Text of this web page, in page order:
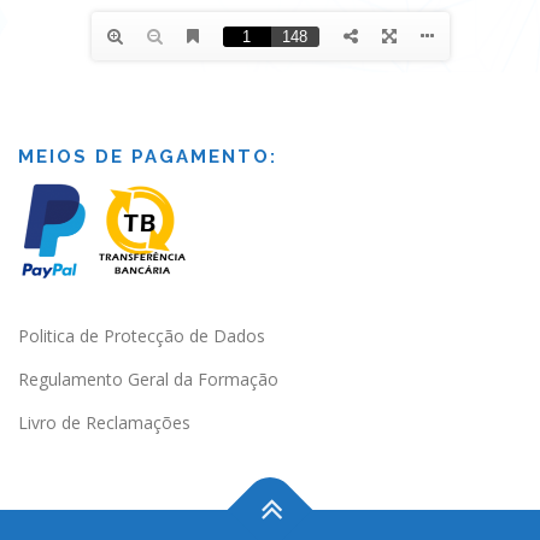
MEIOS DE PAGAMENTO:
Politica de Protecção de Dados
Regulamento Geral da Formação
Livro de Reclamações